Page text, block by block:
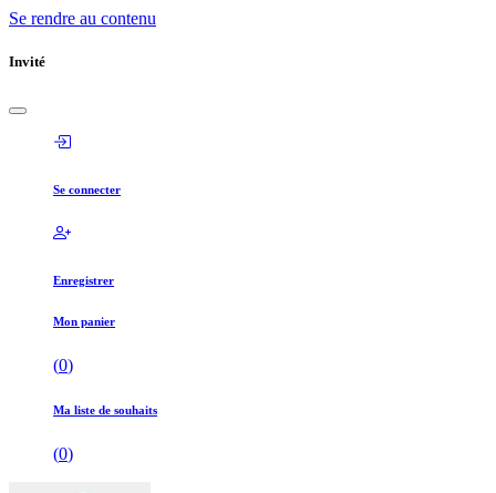
Se rendre au contenu
Invité
Se connecter
Enregistrer
Mon panier
(0)
Ma liste de souhaits
(0)